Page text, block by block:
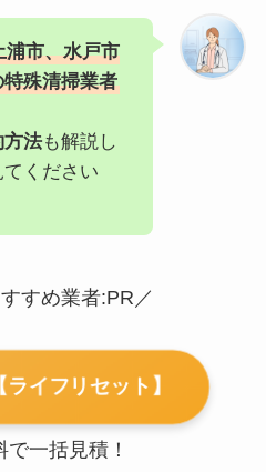
浦市、水戸市
殊清掃業者
方法も解説し
ください
すめ業者:PR／
イフリセット】
一括見積！